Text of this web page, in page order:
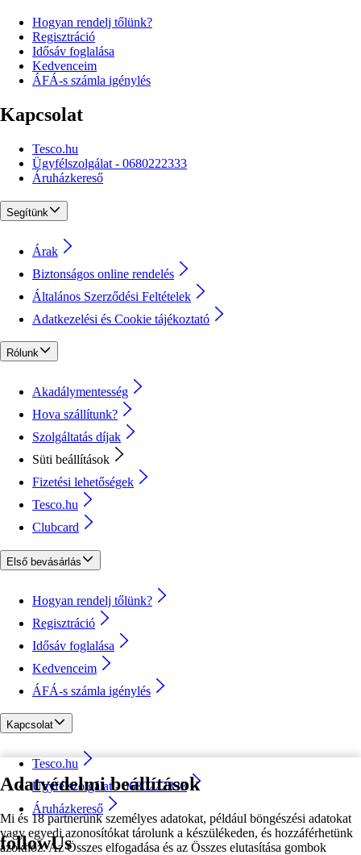
Adatvédelmi beállítások
Mi és 18 partnerünk személyes adatokat, például böngészési adatokat
vagy egyedi azonosítókat tárolunk a készülékeden, és hozzáférhetünk
azokhoz. Az Összes elfogadása és az Összes elutasítása gombok
Hogyan rendelj tőlünk?
Regisztráció
Idősáv foglalása
Kedvenceim
ÁFÁ-s számla igénylés
Kapcsolat
Tesco.hu
Ügyfélszolgálat - 0680222333
Áruházkereső
Segítünk
Árak
Biztonságos online rendelés
Általános Szerződési Feltételek
Adatkezelési és Cookie tájékoztató
Rólunk
Akadálymentesség
Hova szállítunk?
Szolgáltatás díjak
Süti beállítások
Fizetési lehetőségek
Tesco.hu
Clubcard
Első bevásárlás
Hogyan rendelj tőlünk?
Regisztráció
Idősáv foglalása
Kedvenceim
ÁFÁ-s számla igénylés
Kapcsolat
Tesco.hu
Ügyfélszolgálat - 0680222333
Áruházkereső
followUs